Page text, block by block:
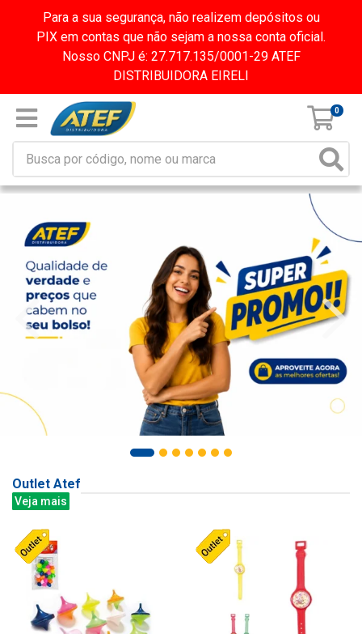
Para a sua segurança, não realizem depósitos ou
PIX em contas que não sejam a nossa conta oficial.
Nosso CNPJ é: 27.717.135/0001-29 ATEF
DISTRIBUIDORA EIRELI
0
Outlet Atef
Veja mais